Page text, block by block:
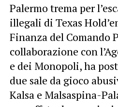
Palermo trema per
illegali di Texas
Finanza del Comando
collaborazione con
e dei Monopoli, ha
due sale da gioco
Kalsa e Malsaspina-